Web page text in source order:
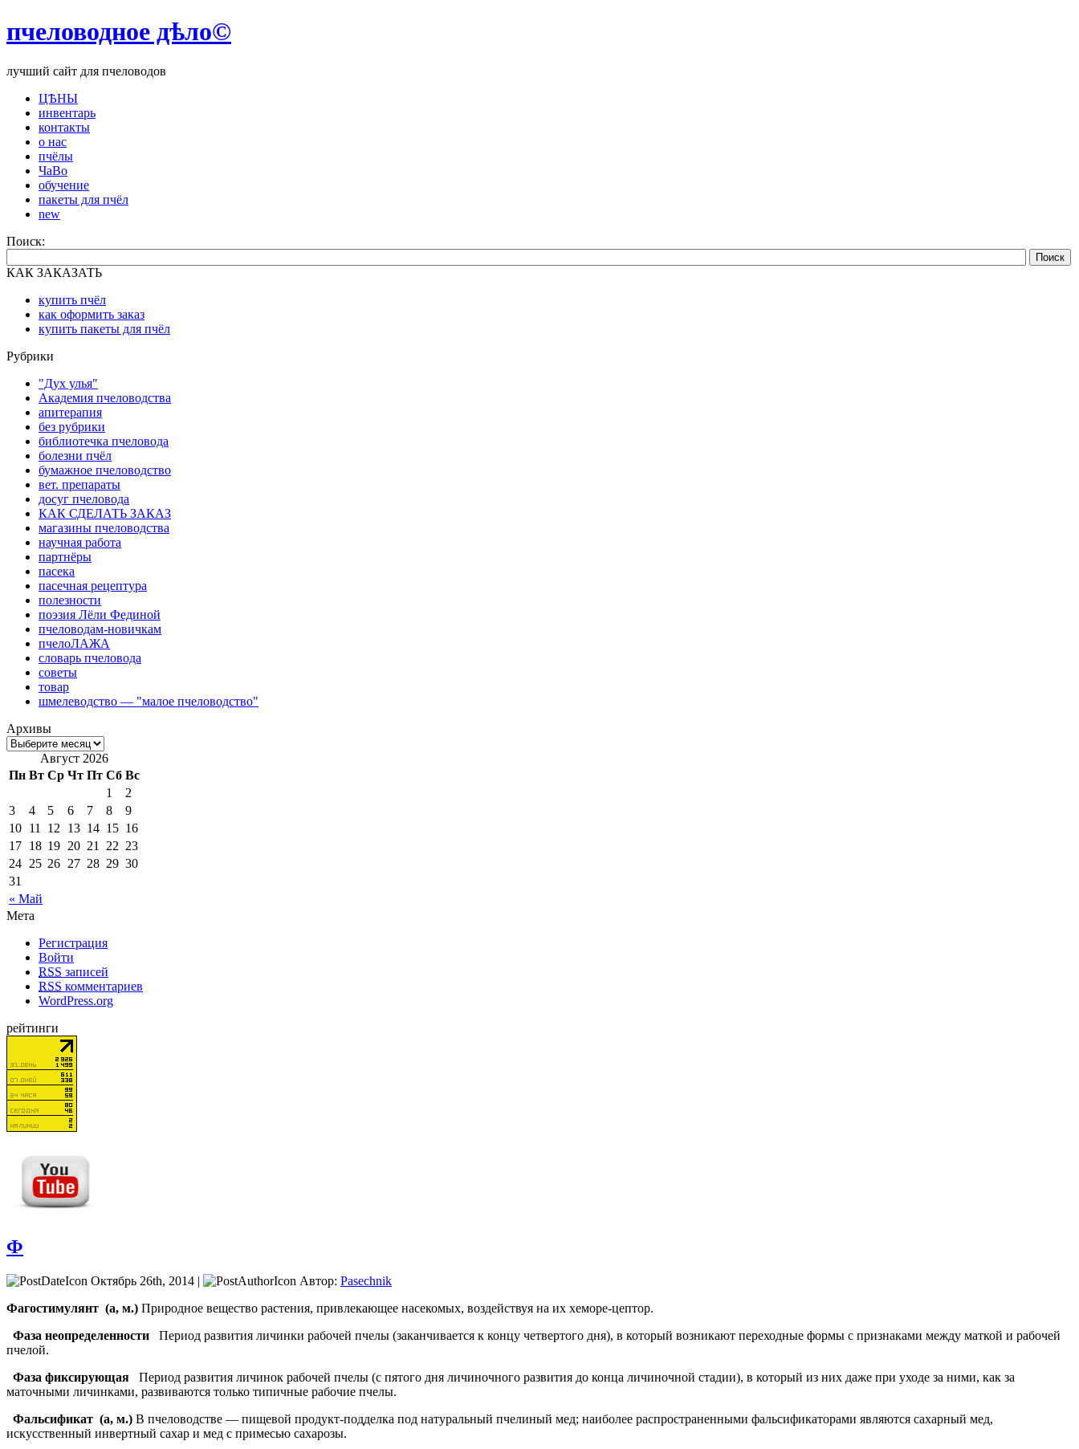
пчеловодное дѣло©
лучший сайт для пчеловодов
ЦѢНЫ
инвентарь
контакты
о нас
пчёлы
ЧаВо
обучение
пакеты для пчёл
new
Поиск:
Поиск
КАК ЗАКАЗАТЬ
купить пчёл
как оформить заказ
купить пакеты для пчёл
Рубрики
"Дух улья"
Академия пчеловодства
апитерапия
без рубрики
библиотечка пчеловода
болезни пчёл
бумажное пчеловодство
вет. препараты
досуг пчеловода
КАК СДЕЛАТЬ ЗАКАЗ
магазины пчеловодства
научная работа
партнёры
пасека
пасечная рецептура
полезности
поэзия Лёли Фединой
пчеловодам-новичкам
пчелоЛАЖА
словарь пчеловода
советы
товар
шмелеводство — "малое пчеловодство"
Архивы
Август 2026
Пн Вт Ср Чт Пт Сб Вс
« Май
1
2
3
4 5 6 7 8
9
10 11 12 13 14 15 16
17 18 19 20 21 22 23
24 25 26 27 28 29 30
31
Мета
Регистрация
Войти
RSS записей
RSS комментариев
WordPress.org
рейтинги
Ф
Октябрь 26th, 2014 | Автор: Pasechnik
Фагостимулянт (а, м.) Природное вещество растения, привлекающее насекомых, воздействуя на их хеморе-цептор.
Фаза неопределенности
Период развития личинки рабочей пчелы (заканчивается к концу четвертого дня), в который возникают переходные формы с признаками между маткой и рабочей
пчелой.
Фаза фиксирующая
Период развития личинок рабочей пчелы (с пятого дня личиночного развития до конца личиночной стадии), в который из них даже при уходе за ними, как за
маточными личинками, развиваются только типичные рабочие пчелы.
Фальсификат (а, м.) В пчеловодстве — пищевой продукт-подделка под натуральный пчелиный мед; наиболее распространенными фальсификаторами являются сахарный мед,
искусственный инвертный сахар и мед с примесью сахарозы.